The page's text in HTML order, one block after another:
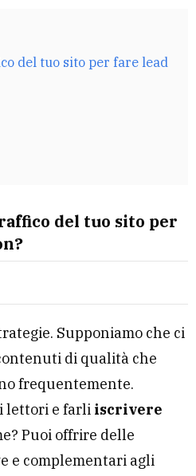
del tuo sito per fare lead
del tuo sito per
Supponiamo che ci
di qualità che
frequentemente.
lettori e farli iscrivere
Puoi offrire delle
e complementari agli